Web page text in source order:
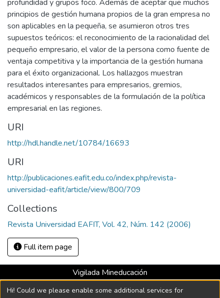
profundidad y grupos foco. Además de aceptar que muchos
principios de gestión humana propios de la gran empresa no
son aplicables en la pequeña, se asumieron otros tres
supuestos teóricos: el reconocimiento de la racionalidad del
pequeño empresario, el valor de la persona como fuente de
ventaja competitiva y la importancia de la gestión humana
para el éxito organizacional. Los hallazgos muestran
resultados interesantes para empresarios, gremios,
académicos y responsables de la formulación de la política
empresarial en las regiones.
URI
http://hdl.handle.net/10784/16693
URI
http://publicaciones.eafit.edu.co/index.php/revista-
universidad-eafit/article/view/800/709
Collections
Revista Universidad EAFIT, Vol. 42, Núm. 142 (2006)
Full item page
Vigilada Mineducación
Universidad con Acreditación Institucional hasta 2026 -
Hi! Could we please enable some additional services for